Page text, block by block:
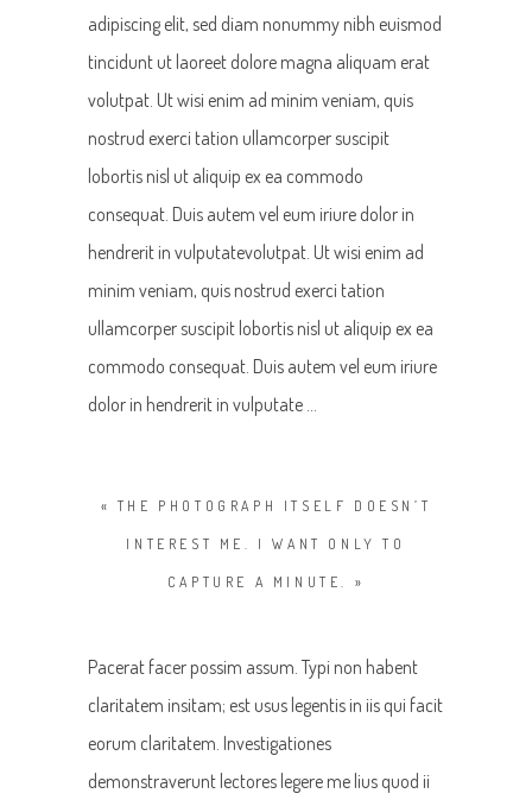
adipiscing elit, sed diam nonummy nibh euismod
tincidunt ut laoreet dolore magna aliquam erat
volutpat. Ut wisi enim ad minim veniam, quis
nostrud exerci tation ullamcorper suscipit
lobortis nisl ut aliquip ex ea commodo
consequat. Duis autem vel eum iriure dolor in
hendrerit in vulputatevolutpat. Ut wisi enim ad
minim veniam, quis nostrud exerci tation
ullamcorper suscipit lobortis nisl ut aliquip ex ea
commodo consequat. Duis autem vel eum iriure
dolor in hendrerit in vulputate …
« THE PHOTOGRAPH ITSELF DOESN’T
INTEREST ME. I WANT ONLY TO
CAPTURE A MINUTE. »
Pacerat facer possim assum. Typi non habent
claritatem insitam; est usus legentis in iis qui facit
eorum claritatem. Investigationes
demonstraverunt lectores legere me lius quod ii